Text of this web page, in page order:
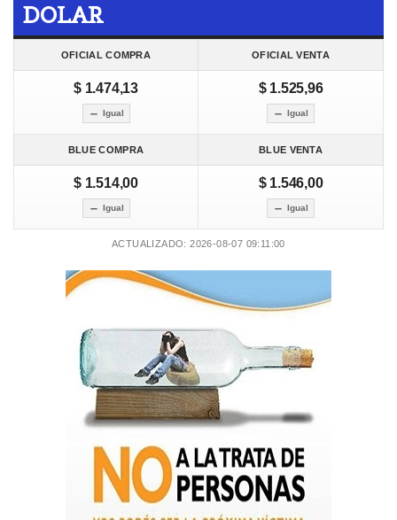
DOLAR
OFICIAL COMPRA OFICIAL VENTA
$ 1.474,13
Igual
$ 1.525,96
Igual
BLUE COMPRA BLUE VENTA
$ 1.514,00
Igual
$ 1.546,00
Igual
ACTUALIZADO: 2026-08-07 09:11:00